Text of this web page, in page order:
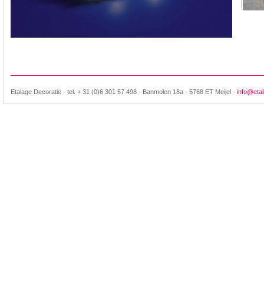
Etalage Decoratie - tel. + 31 (0)6 301 57 498 - Banmolen 18a - 5768 ET Meijel -